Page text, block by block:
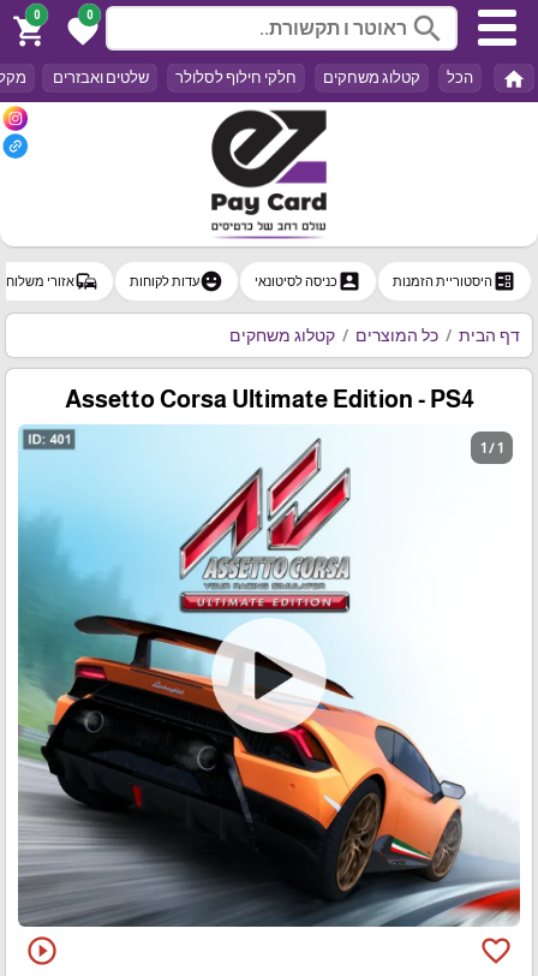
search
0
favorite
0
shopping_cart
home הכל קטלוג משחקים חלקי חילוף לסלולר שלטים ואבזרים
ballot היסטוריית הזמנות account_boxכניסה לסיטונאי emoji_emotionsעדות לקוחות commuteאזורי משלוח
דף הבית כל המוצרים קטלוג משחקים
Assetto Corsa Ultimate Edition - PS4
1 / 1
favorite_border
play_circle_outline